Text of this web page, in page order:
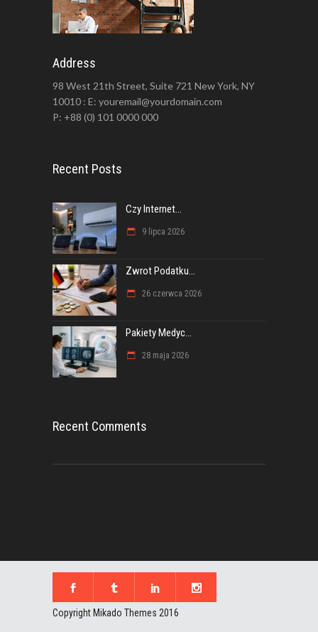
Address
98 West 21th Street, Suite 721 New York, NY
10010 : E: youremail@yourdomain.com
P: +88 (0) 101 0000 000
Recent Posts
Czy Internet...
9 lipca 2026
Zwrot Podatku...
26 czerwca 2026
Pakiety Medyc...
28 maja 2026
Recent Comments
Copyright Mikado Themes 2016